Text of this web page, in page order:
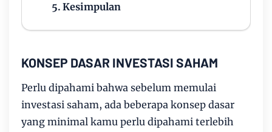
Kesimpulan
KONSEP DASAR INVESTASI SAHAM
Perlu dipahami bahwa sebelum memulai
investasi saham, ada beberapa konsep dasar
yang minimal kamu perlu dipahami terlebih